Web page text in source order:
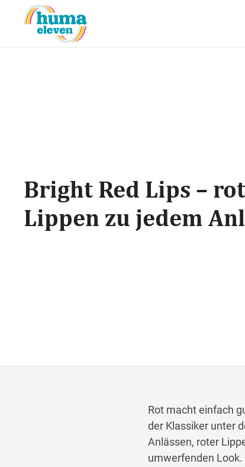
Bright Red Lips –
Lippen zu jedem
Rot macht einfach
der Klassiker unter
Anlässen, roter
umwerfenden Look.